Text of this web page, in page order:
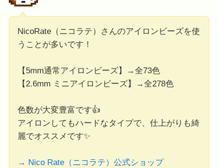
NicoRate（ニコラテ）さんのアイロンビーズを使
うことが多いです！
【5mm通常アイロンビーズ】→全73色
【2.6mm ミニアイロンビーズ】→全278色
色数が大変豊富です👍
アイロンしてもハードなタイプで、仕上がりも綺
麗でオススメです✨
→ Nico Rate（ニコラテ）公式ショップ